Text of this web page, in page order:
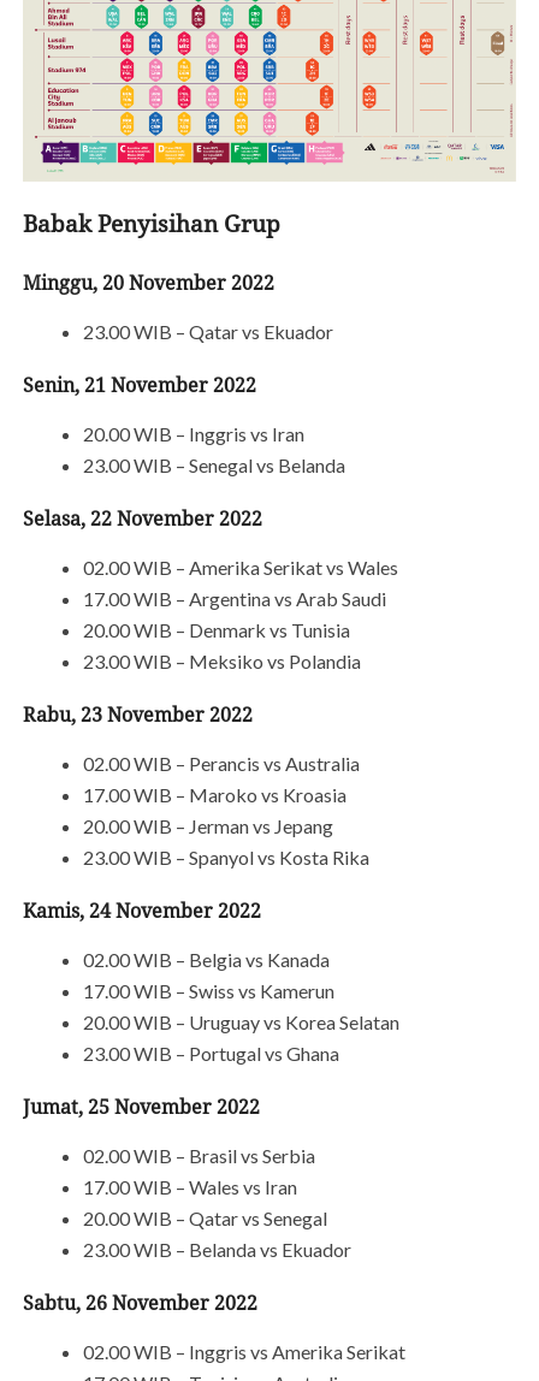
Babak Penyisihan Grup
Minggu, 20 November 2022
23.00 WIB – Qatar vs Ekuador
Senin, 21 November 2022
20.00 WIB – Inggris vs Iran
23.00 WIB – Senegal vs Belanda
Selasa, 22 November 2022
02.00 WIB – Amerika Serikat vs Wales
17.00 WIB – Argentina vs Arab Saudi
20.00 WIB – Denmark vs Tunisia
23.00 WIB – Meksiko vs Polandia
Rabu, 23 November 2022
02.00 WIB – Perancis vs Australia
17.00 WIB – Maroko vs Kroasia
20.00 WIB – Jerman vs Jepang
23.00 WIB – Spanyol vs Kosta Rika
Kamis, 24 November 2022
02.00 WIB – Belgia vs Kanada
17.00 WIB – Swiss vs Kamerun
20.00 WIB – Uruguay vs Korea Selatan
23.00 WIB – Portugal vs Ghana
Jumat, 25 November 2022
02.00 WIB – Brasil vs Serbia
17.00 WIB – Wales vs Iran
20.00 WIB – Qatar vs Senegal
23.00 WIB – Belanda vs Ekuador
Sabtu, 26 November 2022
02.00 WIB – Inggris vs Amerika Serikat